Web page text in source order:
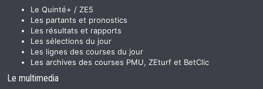
Le Quinté+ / ZE5
Les partants et pronostics
Les résultats et rapports
Les sélections du jour
Les lignes des courses du jour
Les archives des courses PMU, ZEturf et BetClic
Le multimedia